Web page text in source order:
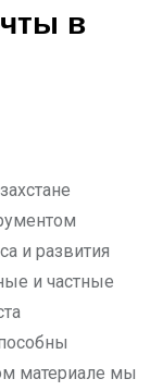
в
и развития
и частные
материале мы